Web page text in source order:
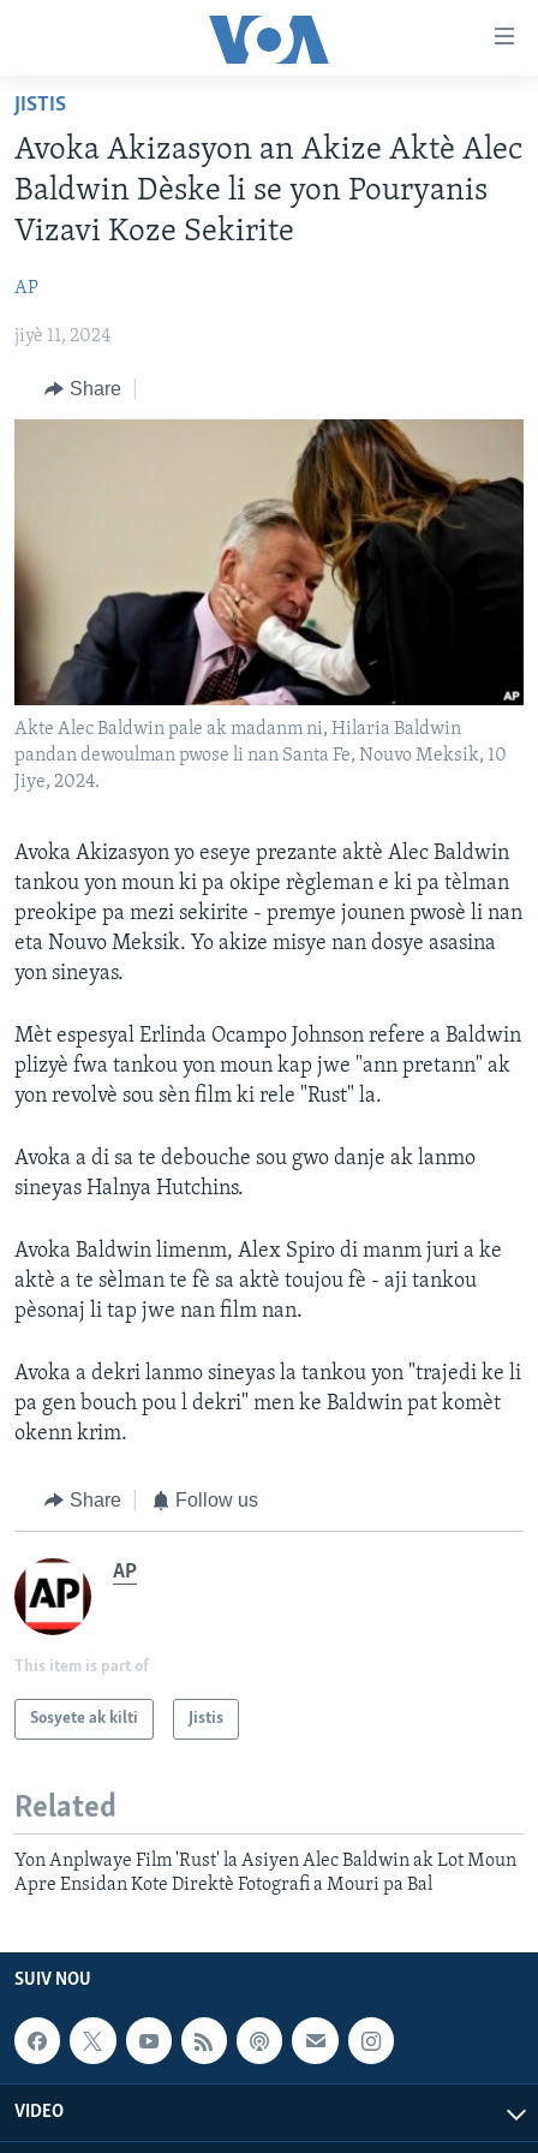
Skip
main
content
Skip
main
Skip
Search
AYITI
LÈZETAZINI
AMERIK LATIN
VIDEO
FLASHPOINT IKRÈN
Learning English
JISTIS
Avoka Akizasyon an Akize Aktè Alec
Baldwin Dèske li se yon Pouryanis
Vizavi Koze Sekirite
AP
jiyè 11, 2024
Share
Akte Alec Baldwin pale ak madanm ni, Hilaria Baldwin
pandan dewoulman pwose li nan Santa Fe, Nouvo Meksik, 10
Jiye, 2024.
Avoka Akizasyon yo eseye prezante aktè Alec Baldwin
tankou yon moun ki pa okipe règleman e ki pa tèlman
preokipe pa mezi sekirite - premye jounen pwosè li nan
eta Nouvo Meksik. Yo akize misye nan dosye asasina
yon sineyas.
Mèt espesyal Erlinda Ocampo Johnson refere a Baldwin
plizyè fwa tankou yon moun kap jwe "ann pretann" ak
yon revolvè sou sèn film ki rele "Rust" la.
Avoka a di sa te debouche sou gwo danje ak lanmo
sineyas Halnya Hutchins.
Avoka Baldwin limenm, Alex Spiro di manm juri a ke
aktè a te sèlman te fè sa aktè toujou fè - aji tankou
pèsonaj li tap jwe nan film nan.
Avoka a dekri lanmo sineyas la tankou yon "trajedi ke li
pa gen bouch pou l dekri" men ke Baldwin pat komèt
okenn krim.
Share Follow us
AP
This item is part of
Sosyete ak kilti Jistis
Related
Yon Anplwaye Film 'Rust' la Asiyen Alec Baldwin ak Lot Moun
Apre Ensidan Kote Direktè Fotografi a Mouri pa Bal
SUIV NOU
VIDEO